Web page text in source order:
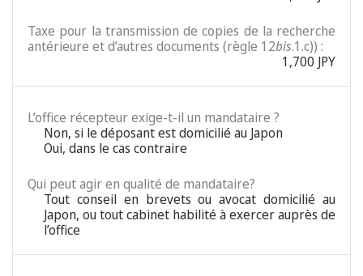
Taxe pour la transmission de copies de la recherche
antérieure et d’autres documents (règle 12bis.1.c)) :
1,700 JPY
L’office récepteur exige-t-il un mandataire ?
Non, si le déposant est domicilié au Japon
Oui, dans le cas contraire
Qui peut agir en qualité de mandataire?
Tout conseil en brevets ou avocat domicilié au
Japon, ou tout cabinet habilité à exercer auprès de
l’office